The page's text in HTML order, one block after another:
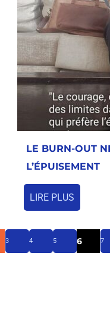
LE BURN-OUT
L’ÉPUISEMENT
LIRE PLUS
3 4 5 6 7